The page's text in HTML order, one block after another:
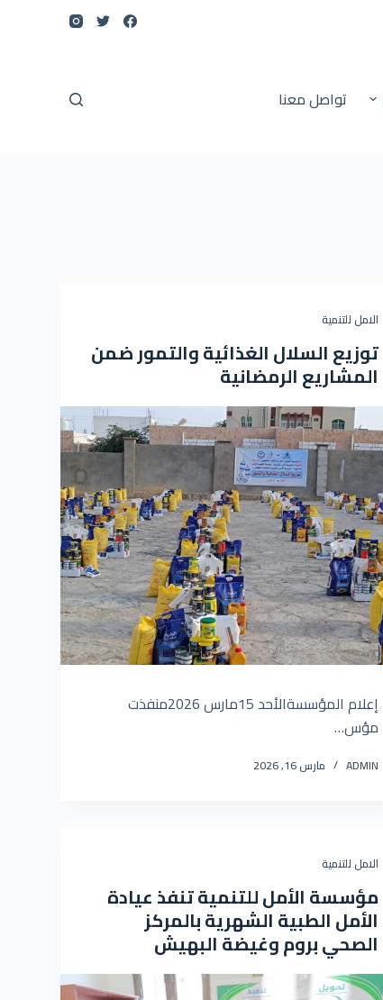
تواصل معنا
الامل للتنمية
توزيع السلال الغذائية والتمور ضمن
المشاريع الرمضانية
إعلام المؤسسةالأحد 15مارس 2026منفذت
مؤس…
ADMIN مارس 16, 2026
الامل للتنمية
مؤسسة الأمل للتنمية تنفذ عيادة
الأمل الطبية الشهرية بالمركز
الصحي بروم وغيضة البهيش